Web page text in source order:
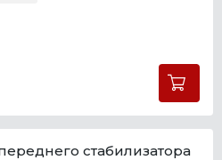
стабилизатора